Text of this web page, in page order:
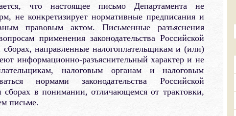
что настоящее письмо Департамента не
не конкретизирует нормативные предписания и
правовым актом. Письменные разъяснения
применения законодательства Российской
направленные налогоплательщикам и (или)
информационно-разъяснительный характер и не
налоговым органам и налоговым
нормами законодательства Российской
сборах в понимании, отличающемся от трактовки,
письме.